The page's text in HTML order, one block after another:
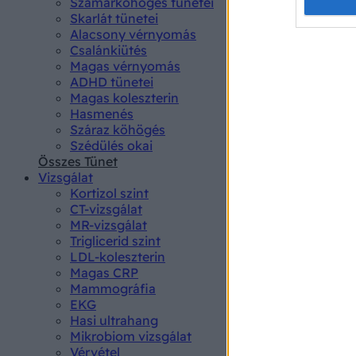
Skarlát tünetei
Alacsony vérnyomás
Csalánkiütés
Magas vérnyomás
ADHD tünetei
Magas koleszterin
Hasmenés
Száraz köhögés
Szédülés okai
Összes Tünet
Vizsgálat
Kortizol szint
CT-vizsgálat
MR-vizsgálat
Triglicerid szint
LDL-koleszterin
Magas CRP
Mammográfia
EKG
Hasi ultrahang
Mikrobiom vizsgálat
Vérvétel